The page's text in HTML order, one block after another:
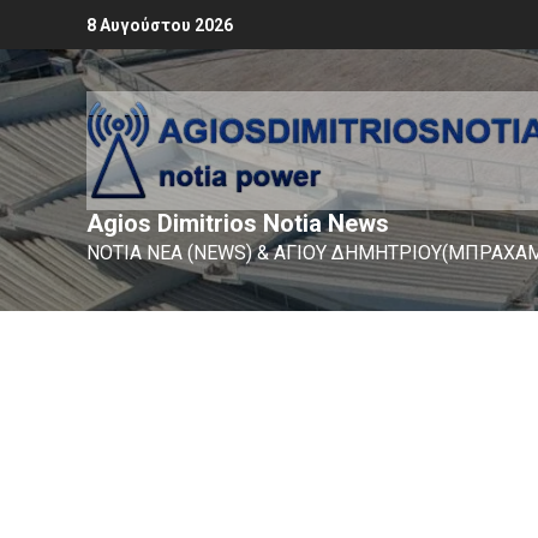
8 Αυγούστου 2026
Agios Dimitrios Notia News
ΝΟΤΙΑ ΝΕΑ (NEWS) & ΑΓΙΟΥ